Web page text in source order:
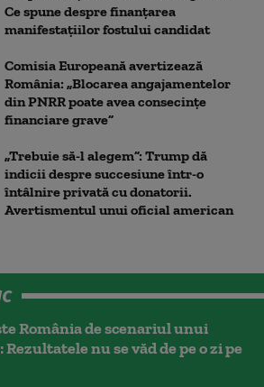
Ce spune despre finanțarea
manifestațiilor fostului candidat
Comisia Europeană avertizează
România: „Blocarea angajamentelor
din PNRR poate avea consecințe
financiare grave”
„Trebuie să-l alegem”: Trump dă
indicii despre succesiune într-o
întâlnire privată cu donatorii.
Avertismentul unui oficial american
România de scenariul unui
nu se văd de pe o zi pe